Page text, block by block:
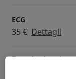
Da Novembre
Parma per
l’imaging
secondo livello
ECG
35 € Dettagli
Ecocolordoppler